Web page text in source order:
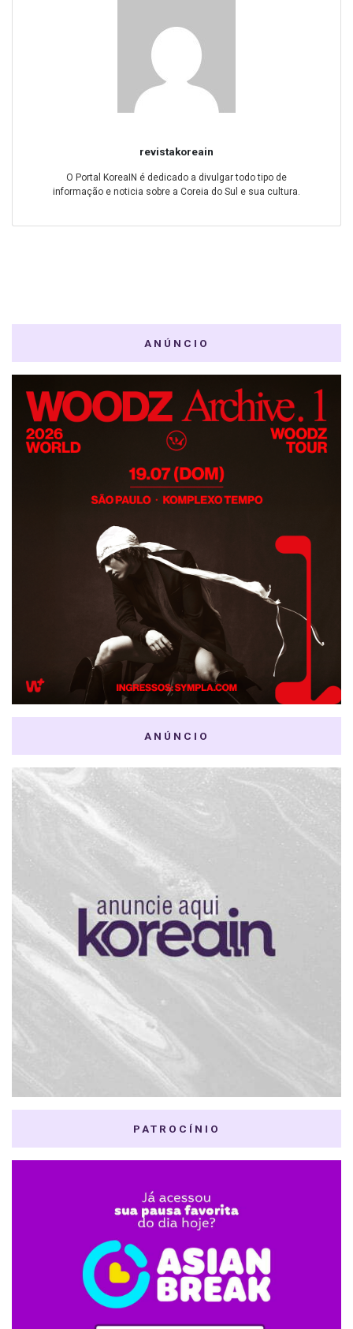
revistakoreain
O Portal KoreaIN é dedicado a divulgar todo tipo de
informação e noticia sobre a Coreia do Sul e sua cultura.
ANÚNCIO
ANÚNCIO
PATROCÍNIO